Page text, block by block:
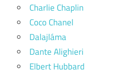
Charlie Chaplin
Coco Chanel
Dalajláma
Dante Alighieri
Elbert Hubbard